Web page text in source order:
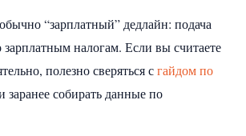
“зарплатный” дедлайн: подача
налогам. Если вы считаете
полезно сверяться сгайдом по
заранее собирать данные по